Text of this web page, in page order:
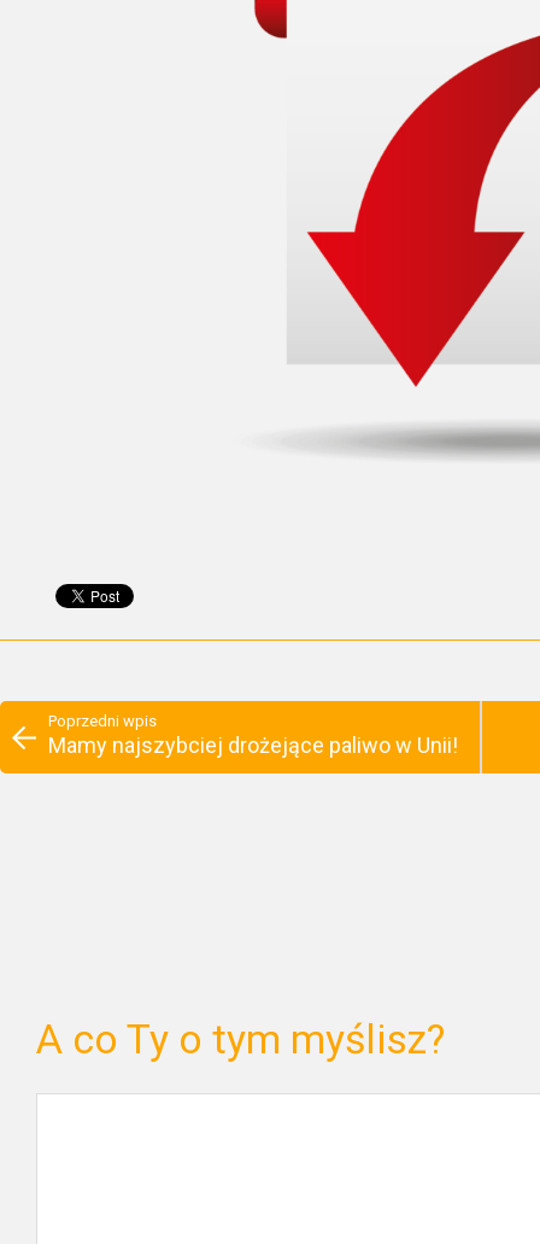
Poprzedni wpis
Mamy najszybciej drożejące paliwo w Unii!
A co Ty o tym myślisz?